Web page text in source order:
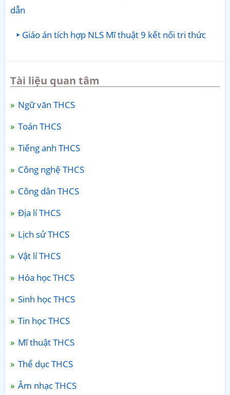
dẫn
Giáo án tích hợp NLS Mĩ thuật 9 kết nối tri thức
Tài liệu quan tâm
Ngữ văn THCS
Toán THCS
Tiếng anh THCS
Công nghệ THCS
Công dân THCS
Địa lí THCS
Lịch sử THCS
Vật lí THCS
Hóa học THCS
Sinh học THCS
Tin học THCS
Mĩ thuật THCS
Thể dục THCS
Âm nhạc THCS